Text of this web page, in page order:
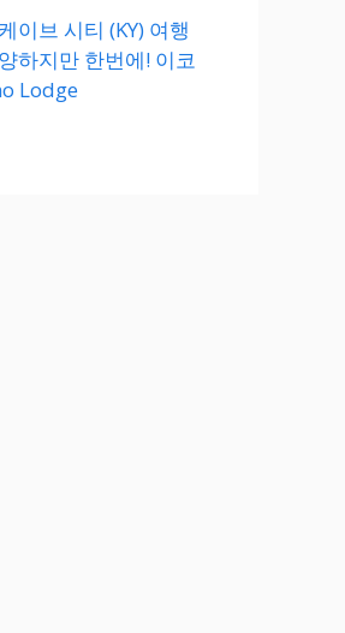
이브 시티 (KY) 여행
하지만 한번에! 이코
Lodge